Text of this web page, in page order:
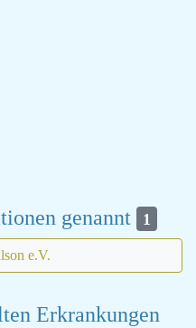
genannt 1
e.V.
Erkrankungen